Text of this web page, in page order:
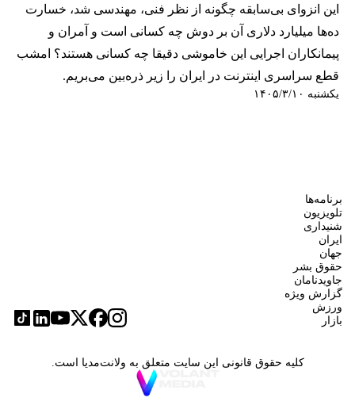
این انزوای بی‌سابقه چگونه از نظر فنی، مهندسی شد، خسارت‌
ده‌ها میلیارد دلاری آن بر دوش چه کسانی است و آمران و
پیمانکاران اجرایی این خاموشی دقیقا چه کسانی هستند؟ امشب
قطع سراسری اینترنت در ایران را زیر ذره‌بین می‌بریم.
یکشنبه ۱۴۰۵/۳/۱۰
برنامه‌ها
تلویزیون
شنیداری
ایران
جهان
حقوق بشر
جاویدنامان
گزارش ویژه
ورزش
بازار
کلیه حقوق قانونی این سایت متعلق به ولانت‌مدیا است.